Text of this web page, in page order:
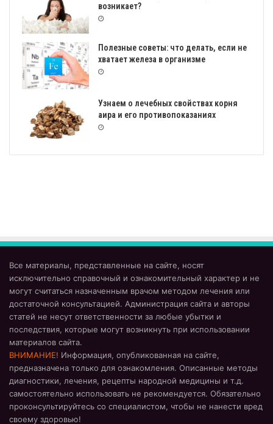
возникает?
Полезные советы: что делать, если не
хватает железа в организме
Узнаем о лечебных свойствах корня
аира и его противопоказаниях
Все материалы, представленные на сайте, носят
исключительно справочный и ознакомительный характер и не
могут считаться назначенным врачом методом лечения или
достаточной консультацией. Администрация сайта и авторы
статей не несут ответственности за любые убытки и
последствия, которые могут возникнуть при использовании
материалов сайта.
ВНИМАНИЕ! Информация, опубликованная на сайте,
предназначена только для ознакомления. Описанные методы
диагностики, лечения, рецепты народной медицины и т.д.
самостоятельно использовать не рекомендуется. Обязательно
проконсультируйтесь со специалистом, чтобы не нанести вред
своему здоровью!